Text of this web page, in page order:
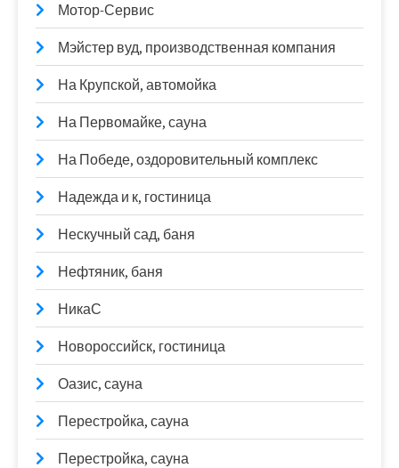
Мотор-Сервис
Мэйстер вуд, производственная компания
На Крупской, автомойка
На Первомайке, сауна
На Победе, оздоровительный комплекс
Надежда и к, гостиница
Нескучный сад, баня
Нефтяник, баня
НикаС
Новороссийск, гостиница
Оазис, сауна
Перестройка, сауна
Перестройка, сауна